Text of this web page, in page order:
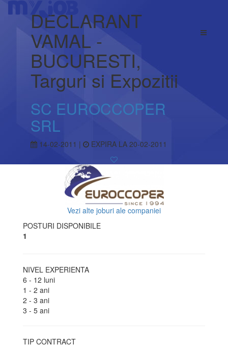
DECLARANT
VAMAL -
BUCURESTI,
Targuri si Expozitii
SC EUROCCOPER
SRL
14-02-2011 | EXPIRA LA 20-02-2011
Vezi alte joburi ale companiei
POSTURI DISPONIBILE
1
NIVEL EXPERIENTA
6 - 12 luni
1 - 2 ani
2 - 3 ani
3 - 5 ani
TIP CONTRACT